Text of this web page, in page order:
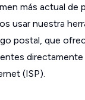
más actual de
usar nuestra
postal, que
(ISP).